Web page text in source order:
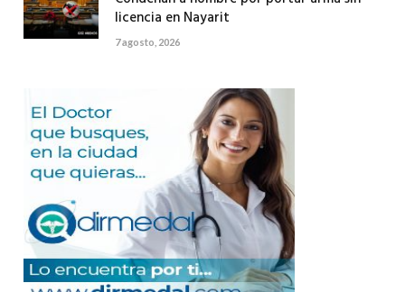
licencia en Nayarit
7 agosto, 2026